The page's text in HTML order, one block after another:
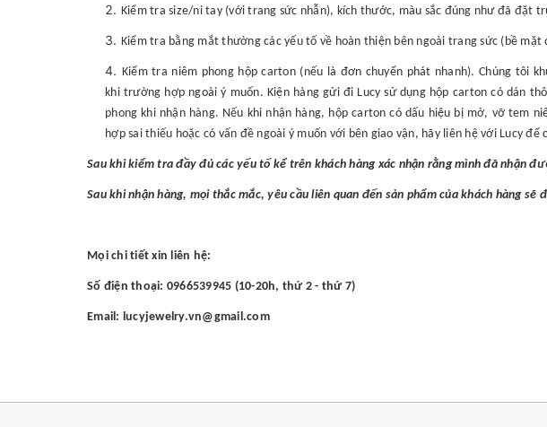
Kiểm tra size/ni tay (với trang sức nhẫn), kích thước, màu sắc đúng như đã đặt
Kiểm tra bằng mắt thường các yếu tố về hoàn thiện bên ngoài trang sức (bề
Kiểm tra niêm phong hộp carton (nếu là đơn chuyển phát nhanh). Chúng tôi
khi trường hợp ngoài ý muốn. Kiện hàng gửi đi Lucy sử dụng hộp carton có dán
phong khi nhận hàng. Nếu khi nhận hàng, hộp carton có dấu hiệu bị mở, vỡ tem
hợp sai thiếu hoặc có vấn đề ngoài ý muốn với bên giao vận, hãy liên hệ với Lucy
Sau khi kiểm tra đầy đủ các yếu tố kể trên khách hàng xác nhận rằng mình đã nhận
Sau khi nhận hàng, mọi thắc mắc, yêu cầu liên quan đến sản phẩm của khách hàng
Mọi chi tiết xin liên hệ:
Số điện thoại: 0966539945 (10-20h, thứ 2 - thứ 7)
Email: lucyjewelry.vn@gmail.com